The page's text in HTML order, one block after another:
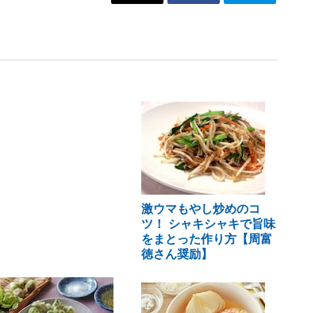
激ウマもやし炒めのコ
ツ！ シャキシャキで旨味
をまとった作り方【周富
徳さん奨励】